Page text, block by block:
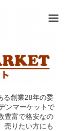
る創業28年の委
ンマーケットで
豊富で格安なの
売りたい方にも